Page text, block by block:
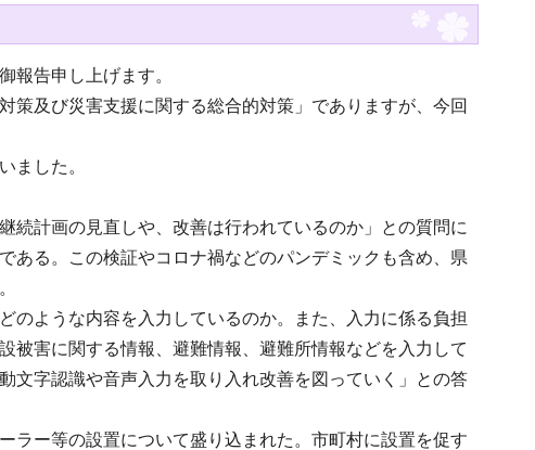
報告申し上げます。
策及び災害支援に関する総合的対策」でありますが、今回
ました。
続計画の見直しや、改善は行われているのか」との質問に
ある。この検証やコロナ禍などのパンデミックも含め、県
のような内容を入力しているのか。また、入力に係る負担
被害に関する情報、避難情報、避難所情報などを入力して
文字認識や音声入力を取り入れ改善を図っていく」との答
ラー等の設置について盛り込まれた。市町村に設置を促す